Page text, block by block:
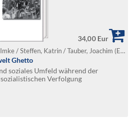
34,00 Eur
Hansen, Imke / Steffen, Katrin / Tauber, Joachim (Ed.)
Ghetto
soziales Umfeld während der
Verfolgung